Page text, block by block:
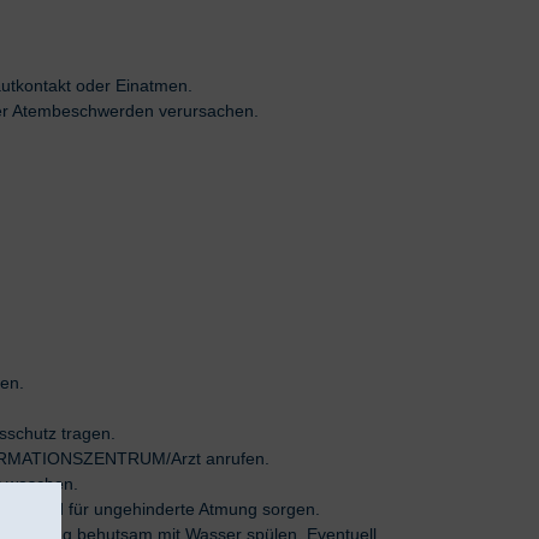
oder Einatmen.
Atembeschwerden verursachen.
tragen.
Arzt anrufen.
und für ungehinderte Atmung sorgen.
lang behutsam mit Wasser spülen. Eventuell